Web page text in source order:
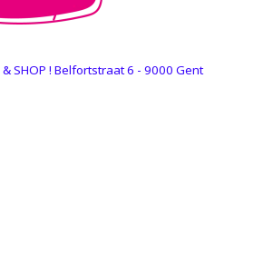
SHOP ! Belfortstraat 6 - 9000 Gent